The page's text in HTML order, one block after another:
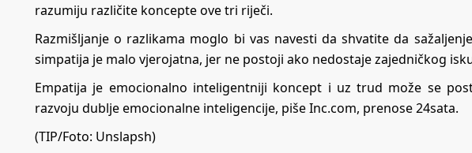
razumiju različite koncepte ove tri riječi.
Razmišljanje o razlikama moglo bi vas navesti da shvatite da
simpatija je malo vjerojatna, jer ne postoji ako nedostaje zajedničkog
Empatija je emocionalno inteligentniji koncept i uz trud može se
razvoju dublje emocionalne inteligencije, piše Inc.com, prenose24sata.
(TIP/Foto: Unslapsh)